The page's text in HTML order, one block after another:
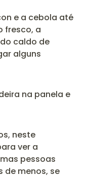
e a cebola até
fresco, a
caldo de
alguns
na panela e
neste
ver a
pessoas
de menos, se